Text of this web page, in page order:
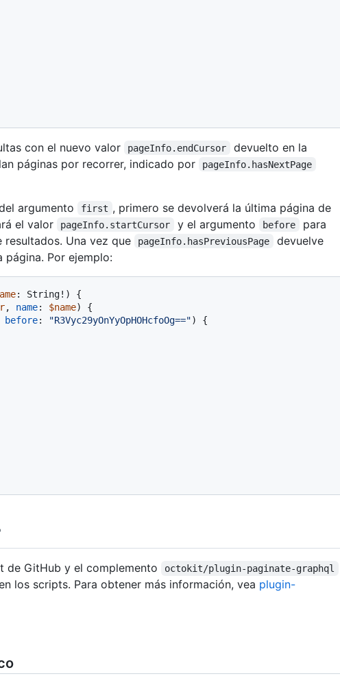
con el nuevo valor pageInfo.endCursor
devuelto en la
páginas por recorrer, indicado por
pageInfo.hasNextPage
argumento first , primero se devolverá la última página de
el valor
pageInfo.startCursor y el argumento before
para
Una vez que
pageInfo.hasPreviousPage devuelve
página. Por ejemplo:
: String! )
{
, name: $name) {
before: "R3Vyc29yOnYyOpHOHcfoOg==")
{
de GitHub y el complemento octokit/plugin-paginate-graphql
los scripts. Para obtener más información, vea plugin-